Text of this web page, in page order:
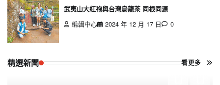
武夷山大紅袍與台灣烏龍茶 同根同源
編輯中心
2024 年 12 月 17 日 0
精選新聞 看更多